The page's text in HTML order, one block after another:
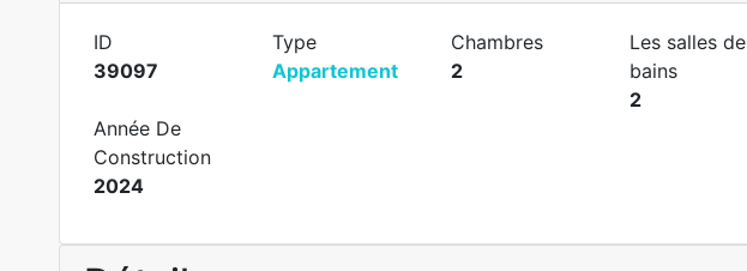
ID
39097
Type
Appartement
Chambres
2
Les salles de
bains
2
Année De
Construction
2024